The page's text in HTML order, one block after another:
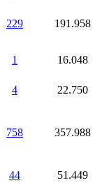
229 191.958
1
16.048
4
22.750
758 357.988
44
51.449